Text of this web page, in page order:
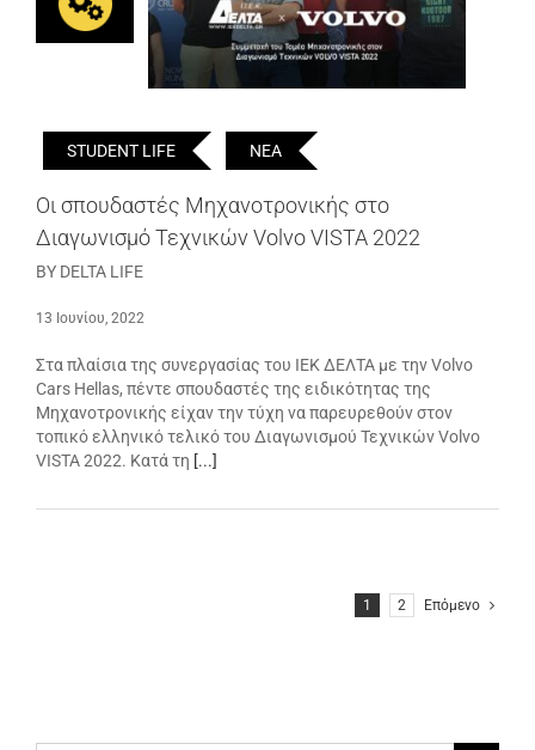
STUDENT LIFE ΝΕΑ
Οι σπουδαστές Μηχανοτρονικής στο
Διαγωνισμό Τεχνικών Volvo VISTA 2022
BY DELTA LIFE
13 Ιουνίου, 2022
Στα πλαίσια της συνεργασίας του ΙΕΚ ΔΕΛΤΑ με την Volvo
Cars Hellas, πέντε σπουδαστές της ειδικότητας της
Μηχανοτρονικής είχαν την τύχη να παρευρεθούν στον
τοπικό ελληνικό τελικό του Διαγωνισμού Τεχνικών Volvo
VISTA 2022. Κατά τη [...]
1 2 Επόμενο